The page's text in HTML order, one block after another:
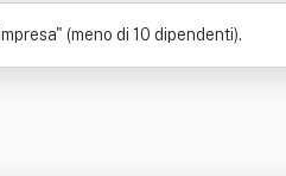
(meno di 10 dipendenti).